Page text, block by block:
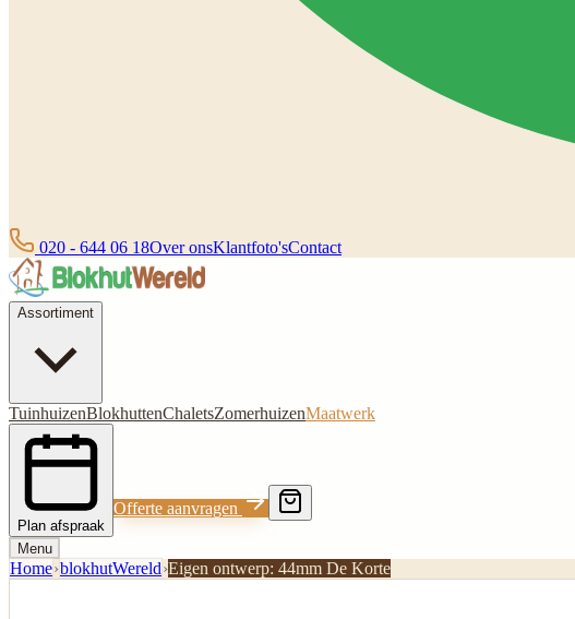
020 - 644 06 18Over onsKlantfoto'sContact
Assortiment
TuinhuizenBlokhuttenChaletsZomerhuizenMaatwerk
Plan afspraak
Offerte aanvragen
Menu
Home›blokhutWereld›Eigen ontwerp: 44mm De Korte